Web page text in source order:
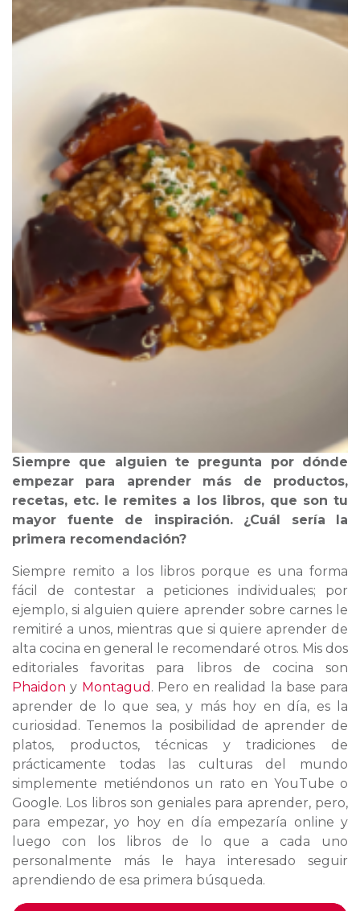
Siempre que alguien te pregunta por dónde
empezar para aprender más de productos,
recetas, etc. le remites a los libros, que son tu
mayor fuente de inspiración. ¿Cuál sería la
primera recomendación?
Siempre remito a los libros porque es una forma
fácil de contestar a peticiones individuales; por
ejemplo, si alguien quiere aprender sobre carnes le
remitiré a unos, mientras que si quiere aprender de
alta cocina en general le recomendaré otros. Mis dos
editoriales favoritas para libros de cocina son
Phaidon y Montagud . Pero en realidad la base para
aprender de lo que sea, y más hoy en día, es la
curiosidad. Tenemos la posibilidad de aprender de
platos, productos, técnicas y tradiciones de
prácticamente todas las culturas del mundo
simplemente metiéndonos un rato en YouTube o
Google. Los libros son geniales para aprender, pero,
para empezar, yo hoy en día empezaría online y
luego con los libros de lo que a cada uno
personalmente más le haya interesado seguir
aprendiendo de esa primera búsqueda.